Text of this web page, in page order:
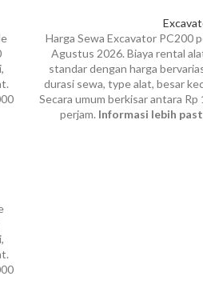
Harga Sewa Excavator PC200
Agustus 2026. Biaya rental
standar dengan harga
durasi sewa, type alat, besar
Secara umum berkisar antara
perjam. Informasi lebih